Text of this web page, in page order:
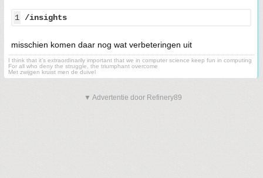
1 /insights
misschien komen daar nog wat verbeteringen uit
I think that it’s extraordinarily important that we in computer science keep fun in computing
For all who deny the struggle, the triumphant overcome
Met zwijgen kruist men de duivel
▼ Advertentie door Refinery89